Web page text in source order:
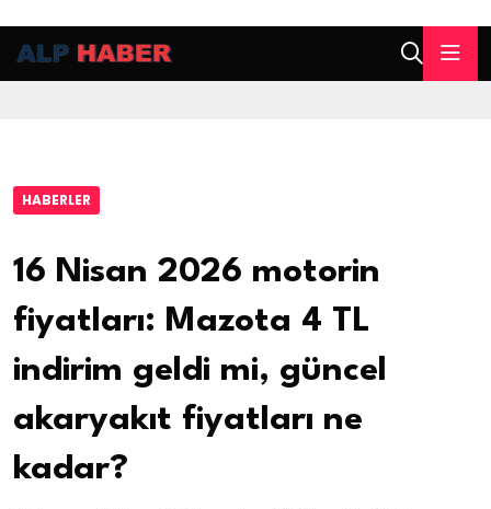
HABERLER
16 Nisan 2026 motorin
fiyatları: Mazota 4 TL
indirim geldi mi, güncel
akaryakıt fiyatları ne
kadar?